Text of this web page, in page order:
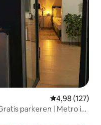
Gemiddelde
4,98 (127)
parkeren | Metro in